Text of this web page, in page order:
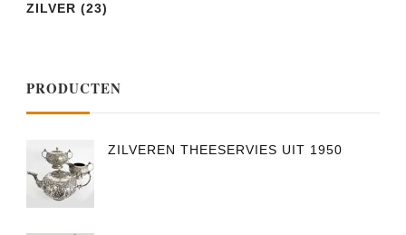
ZILVER (23)
PRODUCTEN
ZILVEREN THEESERVIES UIT 1950